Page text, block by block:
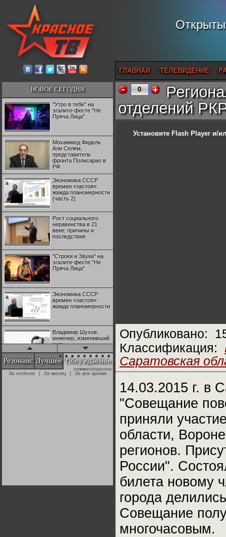
ГЛАВНАЯ ТЕЛЕВИДЕНИЕ
НОВОЕ СЕГОДНЯ
"Утро в тебе" на
эгалите-фесте "Не
Пряча Лица"
Мохаммед Фидель
Али Селем,
представитель
фронта Полисарио в
РФ
Экономика СССР
времен «застоя»:
жажда планомерности
(часть 2)
Рост социального
неравенства в 21
веке: причины и
последствия
"Строки и Звуки" на
эгалите-фесте "Не
Пряча Лица"
Экономика СССР
времен «застоя»:
жажда планомерности
Владимир Шухов:
инженер, изменивший
мир
"Аркадий Коц" на
эгалите-фесте "Не
Резонанс Лучшее Обсуждаемое
комментариев:
За неделю
| За месяц | За все время
0
отделений
Установите Flash Player и/
Опубликовано:
Классификация:
Саратовская
14.03.2015 г. в
"Совещание
приняли
области,
регионов.
России".
билета новому
города
Совещание
многочасовым.